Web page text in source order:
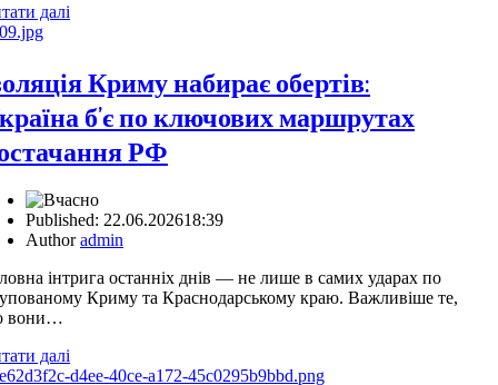
далі
Криму набирає обертів:
б’є по ключових маршрутах
РФ
Published: 22.06.202618:39
Authoradmin
інтрига останніх днів — не лише в самих ударах по
Криму та Краснодарському краю. Важливіше те,
вони…
далі